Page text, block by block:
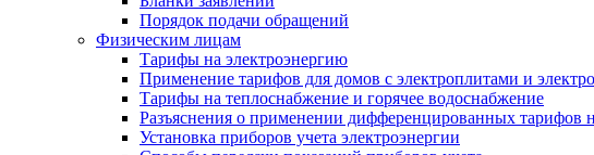
Порядок подачи обращений
Физическим лицам
Тарифы на электроэнергию
Применение тарифов для домов с электроплитами и
Тарифы на теплоснабжение и горячее водоснабжение
Разъяснения о применении дифференцированных тарифов
Установка приборов учета электроэнергии